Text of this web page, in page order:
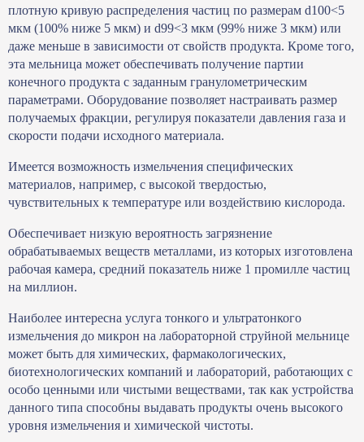
плотную кривую распределения частиц по размерам d100<5
мкм (100% ниже 5 мкм) и d99<3 мкм (99% ниже 3 мкм) или
даже меньше в зависимости от свойств продукта. Кроме того,
эта мельница может обеспечивать получение партии
конечного продукта с заданным гранулометрическим
параметрами. Оборудование позволяет настраивать размер
получаемых фракции, регулируя показатели давления газа и
скорости подачи исходного материала.
Имеется возможность измельчения специфических
материалов, например, с высокой твердостью,
чувствительных к температуре или воздействию кислорода.
Обеспечивает низкую вероятность загрязнение
обрабатываемых веществ металлами, из которых изготовлена
рабочая камера, средний показатель ниже 1 промилле частиц
на миллион.
Наиболее интересна услуга тонкого и ультратонкого
измельчения до микрон на лабораторной струйной мельнице
может быть для химических, фармакологических,
биотехнологических компаний и лабораторий, работающих с
особо ценными или чистыми веществами, так как устройства
данного типа способны выдавать продукты очень высокого
уровня измельчения и химической чистоты.